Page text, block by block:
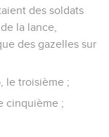
des soldats
la lance,
des gazelles sur
le troisième ;
cinquième ;